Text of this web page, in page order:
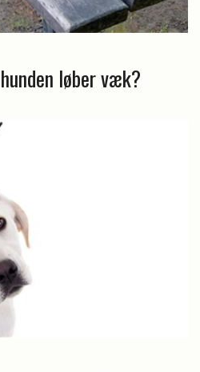
løber væk?